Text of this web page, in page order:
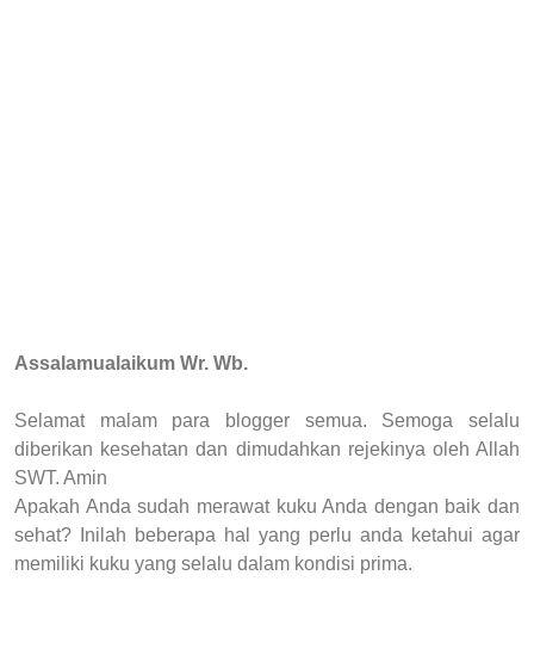
Assalamualaikum Wr. Wb.
Selamat malam para blogger semua. Semoga selalu
diberikan kesehatan dan dimudahkan rejekinya oleh Allah
SWT. Amin
Apakah Anda sudah merawat kuku Anda dengan baik dan
sehat? Inilah beberapa hal yang perlu anda ketahui agar
memiliki kuku yang selalu dalam kondisi prima.